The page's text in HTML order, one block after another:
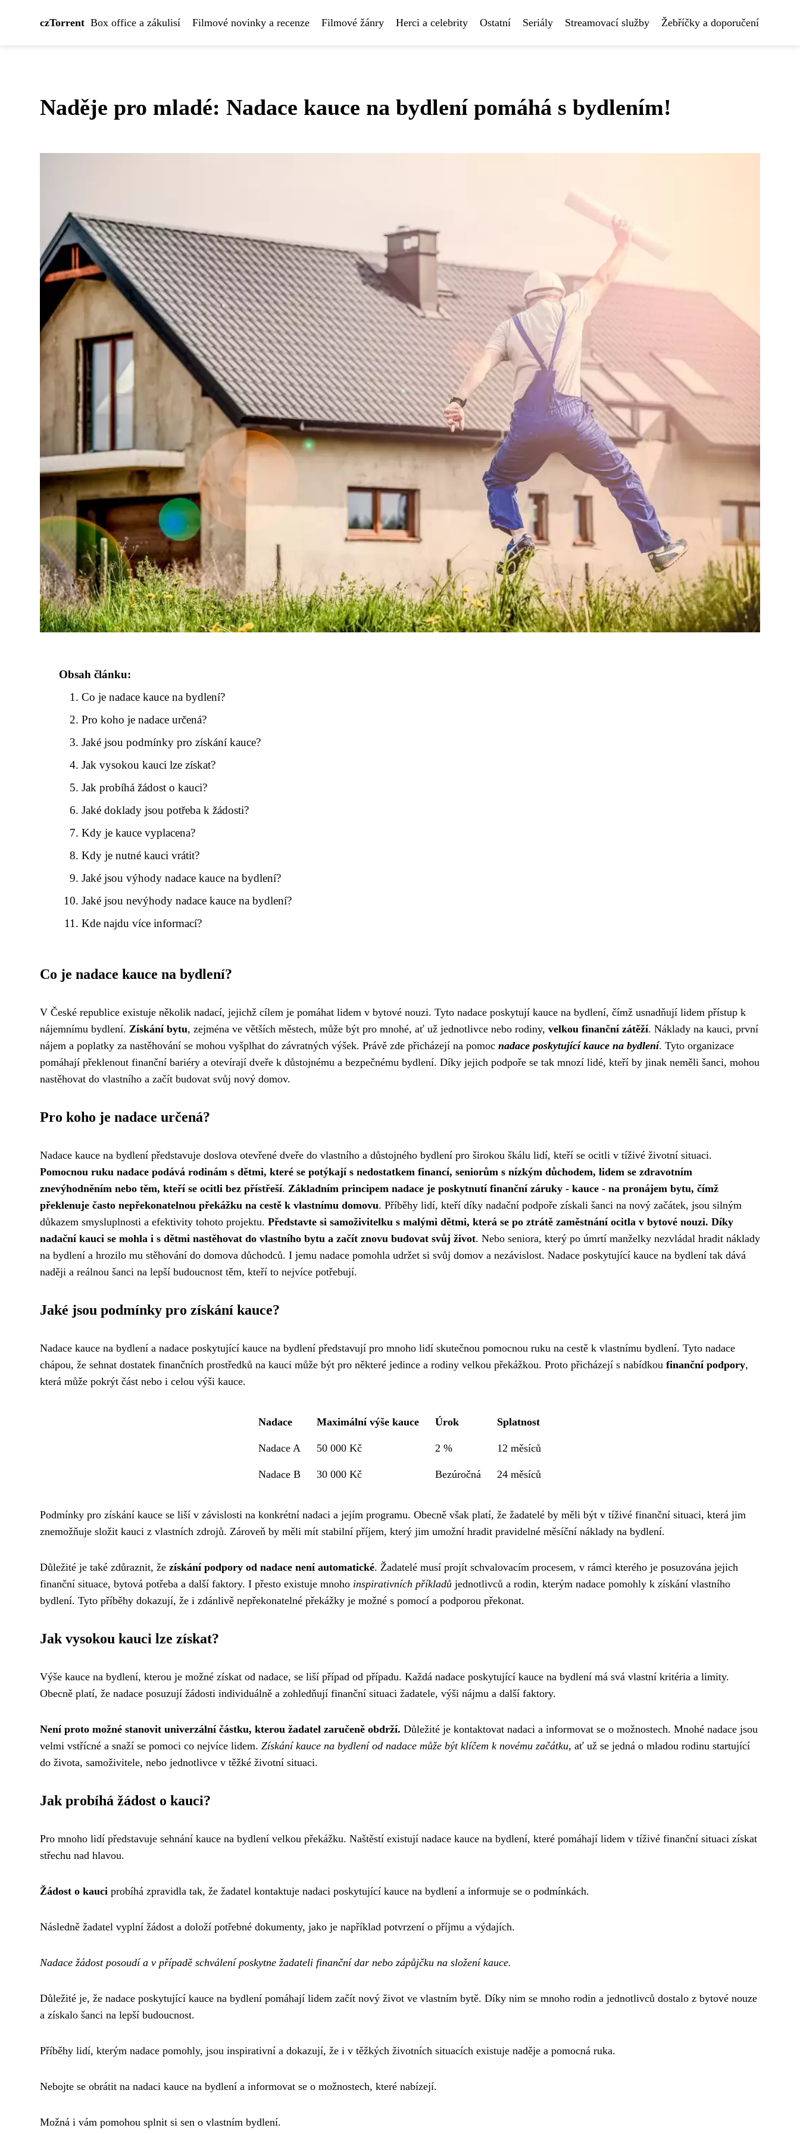
czTorrent Box office a zákulisí Filmové novinky a recenze Filmové žánry Herci a celebrity Ostatní Seriály Streamovací služby Žebříčky a doporučení
Naděje pro mladé: Nadace kauce na bydlení pomáhá s bydlením!
Obsah článku:
Co je nadace kauce na bydlení?
Pro koho je nadace určená?
Jaké jsou podmínky pro získání kauce?
Jak vysokou kauci lze získat?
Jak probíhá žádost o kauci?
Jaké doklady jsou potřeba k žádosti?
Kdy je kauce vyplacena?
Kdy je nutné kauci vrátit?
Jaké jsou výhody nadace kauce na bydlení?
Jaké jsou nevýhody nadace kauce na bydlení?
Kde najdu více informací?
Co je nadace kauce na bydlení?
V České republice existuje několik nadací, jejichž cílem je pomáhat lidem v bytové nouzi. Tyto nadace poskytují kauce na bydlení, čímž usnadňují lidem přístup k
nájemnímu bydlení. Získání bytu, zejména ve větších městech, může být pro mnohé, ať už jednotlivce nebo rodiny, velkou finanční zátěží. Náklady na kauci, první
nájem a poplatky za nastěhování se mohou vyšplhat do závratných výšek. Právě zde přicházejí na pomoc nadace poskytující kauce na bydlení. Tyto organizace
pomáhají překlenout finanční bariéry a otevírají dveře k důstojnému a bezpečnému bydlení. Díky jejich podpoře se tak mnozí lidé, kteří by jinak neměli šanci, mohou
nastěhovat do vlastního a začít budovat svůj nový domov.
Pro koho je nadace určená?
Nadace kauce na bydlení představuje doslova otevřené dveře do vlastního a důstojného bydlení pro širokou škálu lidí, kteří se ocitli v tíživé životní situaci.
Pomocnou ruku nadace podává rodinám s dětmi, které se potýkají s nedostatkem financí, seniorům s nízkým důchodem, lidem se zdravotním
znevýhodněním nebo těm, kteří se ocitli bez přístřeší. Základním principem nadace je poskytnutí finanční záruky - kauce - na pronájem bytu, čímž
překlenuje často nepřekonatelnou překážku na cestě k vlastnímu domovu. Příběhy lidí, kteří díky nadační podpoře získali šanci na nový začátek, jsou silným
důkazem smysluplnosti a efektivity tohoto projektu. Představte si samoživitelku s malými dětmi, která se po ztrátě zaměstnání ocitla v bytové nouzi. Díky
nadační kauci se mohla i s dětmi nastěhovat do vlastního bytu a začít znovu budovat svůj život. Nebo seniora, který po úmrtí manželky nezvládal hradit náklady
na bydlení a hrozilo mu stěhování do domova důchodců. I jemu nadace pomohla udržet si svůj domov a nezávislost. Nadace poskytující kauce na bydlení tak dává
naději a reálnou šanci na lepší budoucnost těm, kteří to nejvíce potřebují.
Jaké jsou podmínky pro získání kauce?
Nadace kauce na bydlení a nadace poskytující kauce na bydlení představují pro mnoho lidí skutečnou pomocnou ruku na cestě k vlastnímu bydlení. Tyto nadace
chápou, že sehnat dostatek finančních prostředků na kauci může být pro některé jedince a rodiny velkou překážkou. Proto přicházejí s nabídkou finanční podpory,
která může pokrýt část nebo i celou výši kauce.
Nadace Maximální výše kauce Úrok Splatnost
Nadace A 50 000 Kč 2 % 12 měsíců
Nadace B 30 000 Kč Bezúročná 24 měsíců
Podmínky pro získání kauce se liší v závislosti na konkrétní nadaci a jejím programu. Obecně však platí, že žadatelé by měli být v tíživé finanční situaci, která jim
znemožňuje složit kauci z vlastních zdrojů. Zároveň by měli mít stabilní příjem, který jim umožní hradit pravidelné měsíční náklady na bydlení.
Důležité je také zdůraznit, že získání podpory od nadace není automatické. Žadatelé musí projít schvalovacím procesem, v rámci kterého je posuzována jejich
finanční situace, bytová potřeba a další faktory. I přesto existuje mnoho inspirativních příkladů jednotlivců a rodin, kterým nadace pomohly k získání vlastního
bydlení. Tyto příběhy dokazují, že i zdánlivě nepřekonatelné překážky je možné s pomocí a podporou překonat.
Jak vysokou kauci lze získat?
Výše kauce na bydlení, kterou je možné získat od nadace, se liší případ od případu. Každá nadace poskytující kauce na bydlení má svá vlastní kritéria a limity.
Obecně platí, že nadace posuzují žádosti individuálně a zohledňují finanční situaci žadatele, výši nájmu a další faktory.
Není proto možné stanovit univerzální částku, kterou žadatel zaručeně obdrží. Důležité je kontaktovat nadaci a informovat se o možnostech. Mnohé nadace jsou
velmi vstřícné a snaží se pomoci co nejvíce lidem. Získání kauce na bydlení od nadace může být klíčem k novému začátku, ať už se jedná o mladou rodinu startující
do života, samoživitele, nebo jednotlivce v těžké životní situaci.
Jak probíhá žádost o kauci?
Pro mnoho lidí představuje sehnání kauce na bydlení velkou překážku. Naštěstí existují nadace kauce na bydlení, které pomáhají lidem v tíživé finanční situaci získat
střechu nad hlavou.
Žádost o kauci probíhá zpravidla tak, že žadatel kontaktuje nadaci poskytující kauce na bydlení a informuje se o podmínkách.
Následně žadatel vyplní žádost a doloží potřebné dokumenty, jako je například potvrzení o příjmu a výdajích.
Nadace žádost posoudí a v případě schválení poskytne žadateli finanční dar nebo zápůjčku na složení kauce.
Důležité je, že nadace poskytující kauce na bydlení pomáhají lidem začít nový život ve vlastním bytě. Díky nim se mnoho rodin a jednotlivců dostalo z bytové nouze
a získalo šanci na lepší budoucnost.
Příběhy lidí, kterým nadace pomohly, jsou inspirativní a dokazují, že i v těžkých životních situacích existuje naděje a pomocná ruka.
Nebojte se obrátit na nadaci kauce na bydlení a informovat se o možnostech, které nabízejí.
Možná i vám pomohou splnit si sen o vlastním bydlení.